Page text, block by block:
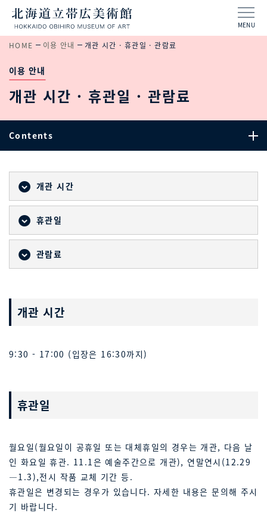
MENU
HOME 이용 안내 개관 시간 · 휴관일 · 관람료
이용 안내
개관 시간 · 휴관일 · 관람료
Contents
개관 시간
휴관일
관람료
개관 시간
9:30 - 17:00 (입장은 16:30까지)
휴관일
월요일(월요일이 공휴일 또는 대체휴일의 경우는 개관, 다음 날
인 화요일 휴관. 11.1은 예술주간으로 개관), 연말연시(12.29
―1.3),전시 작품 교체 기간 등.
휴관일은 변경되는 경우가 있습니다. 자세한 내용은 문의해 주시
기 바랍니다.